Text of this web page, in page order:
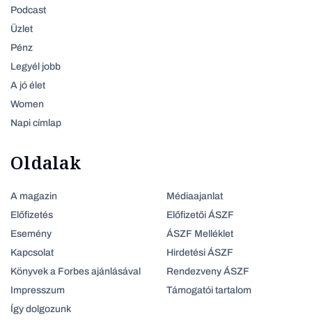
Podcast
Üzlet
Pénz
Legyél jobb
A jó élet
Women
Napi címlap
Oldalak
A magazin
Előfizetés
Esemény
Kapcsolat
Könyvek a Forbes ajánlásával
Impresszum
Így dolgozunk
Médiaajanlat
Előfizetői ÁSZF
ÁSZF Melléklet
Hirdetési ÁSZF
Rendezveny ÁSZF
Támogatói tartalom